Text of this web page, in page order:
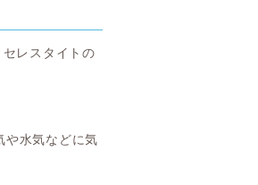
レスタイトの
や水気などに気